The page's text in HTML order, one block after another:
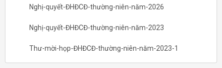
Nghị-quyết-ĐHĐCĐ-thường-niên-năm-2026
Nghị-quyết-ĐHĐCĐ-thường-niên-năm-2023
Thư-mời-họp-ĐHĐCĐ-thường-niên-năm-2023-1